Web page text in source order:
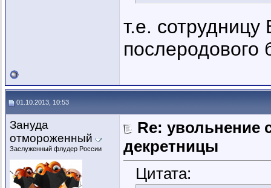
т.е.
послеродового
01.10.2013, 10:53
Зануда
отмороженный
Заслуженный флудер России
Re: увольнение
декретницы
Цитата: